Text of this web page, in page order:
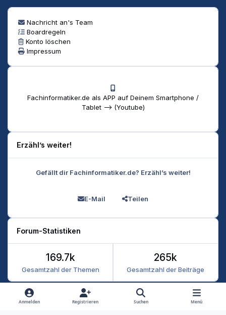
Nachricht an's Team
Boardregeln
Konto löschen
Impressum
Fachinformatiker.de als APP auf Deinem Smartphone /
Tablet --> (Youtube)
Erzähl’s weiter!
Gefällt dir Fachinformatiker.de? Erzähl’s weiter!
E-Mail Teilen
Forum-Statistiken
Gesamtzahl der Themen
169.7k
Gesamtzahl der Beiträge
265k
Heller Modus
Dunkler Modus
Systemeinstellung
Anmelden Registrieren Suchen Menü